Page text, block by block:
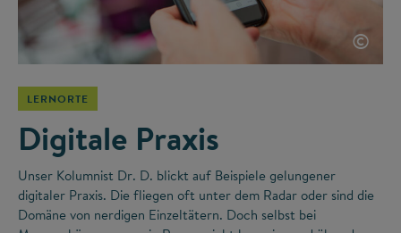
©
LERNORTE
Digitale Praxis
Unser Kolumnist Dr. D. blickt auf Beispiele gelungener
digitaler Praxis. Die fliegen oft unter dem Radar oder sind die
Domäne von nerdigen Einzeltätern. Doch selbst bei